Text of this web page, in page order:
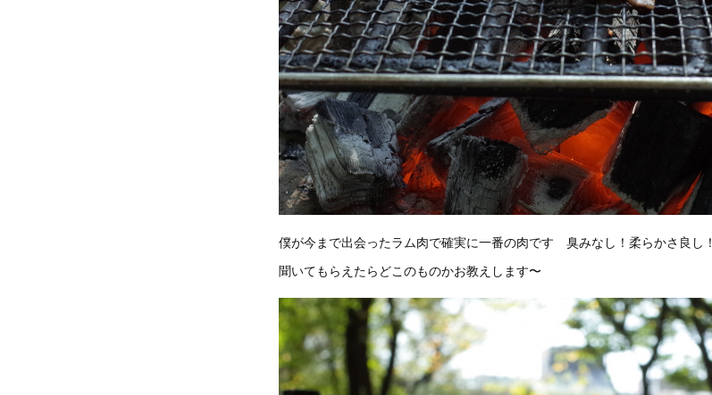
僕が今まで出会ったラム肉で確実に一番の肉です 臭みなし！柔らかさ良し！
聞いてもらえたらどこのものかお教えします〜